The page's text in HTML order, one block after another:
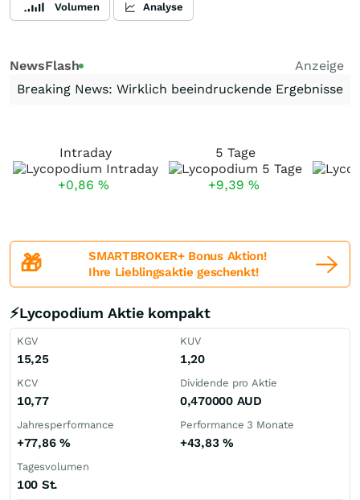
Volumen Analyse
NewsFlash
Anzeige
Breaking News: Wirklich beeindruckende Ergebnisse
Intraday
+0,86 %
5 Tage
+9,39 %
🎁
SMARTBROKER+ Bonus Aktion!
Ihre Lieblingsaktie geschenkt!
⚡Lycopodium Aktie kompakt
KGV
15,25
KUV
1,20
KCV
10,77
Dividende pro Aktie
0,470000 AUD
Jahresperformance
+77,86 %
Performance 3 Monate
+43,83 %
Tagesvolumen
100 St.